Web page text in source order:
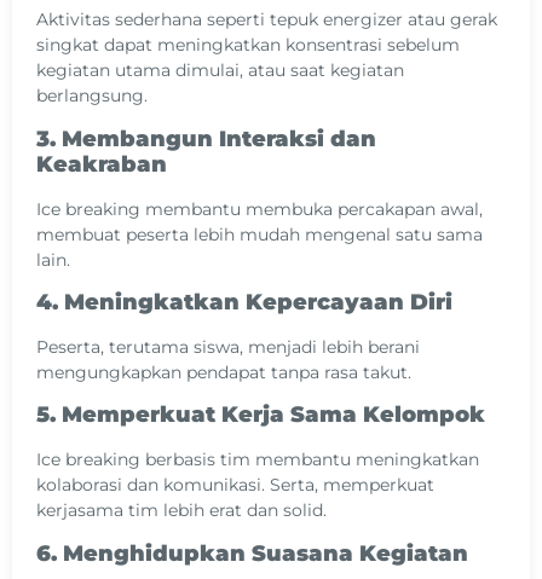
Aktivitas sederhana seperti tepuk energizer atau gerak
singkat dapat meningkatkan konsentrasi sebelum
kegiatan utama dimulai, atau saat kegiatan
berlangsung.
3. Membangun Interaksi dan
Keakraban
Ice breaking membantu membuka percakapan awal,
membuat peserta lebih mudah mengenal satu sama
lain.
4. Meningkatkan Kepercayaan Diri
Peserta, terutama siswa, menjadi lebih berani
mengungkapkan pendapat tanpa rasa takut.
5. Memperkuat Kerja Sama Kelompok
Ice breaking berbasis tim membantu meningkatkan
kolaborasi dan komunikasi. Serta, memperkuat
kerjasama tim lebih erat dan solid.
6. Menghidupkan Suasana Kegiatan